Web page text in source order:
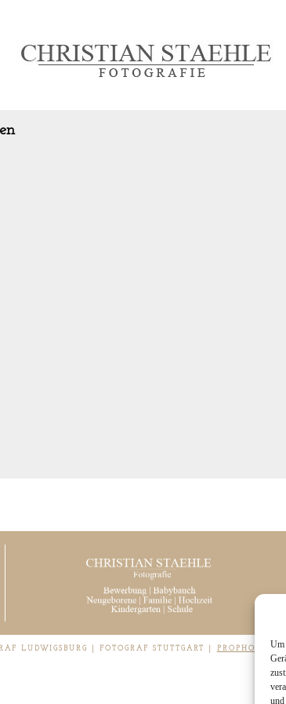
Um
und
LUDWIGSBURG | FOTOGRAF STUTTGART PROPHOTO